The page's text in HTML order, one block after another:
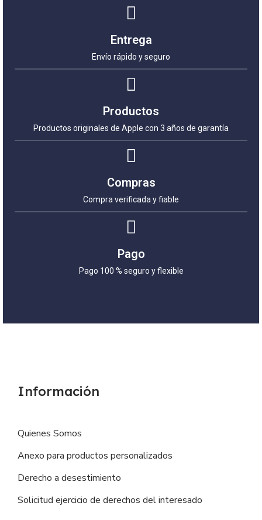
Entrega
Envío rápido y seguro
Productos
Productos originales de Apple con 3 años de garantía
Compras
Compra verificada y fiable
Pago
Pago 100 % seguro y flexible
Información
Quienes Somos
Anexo para productos personalizados
Derecho a desestimiento
Solicitud ejercicio de derechos del interesado